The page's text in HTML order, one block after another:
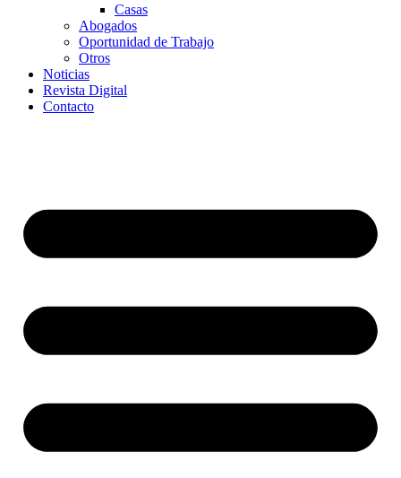
Casas
Abogados
Oportunidad de Trabajo
Otros
Noticias
Revista Digital
Contacto